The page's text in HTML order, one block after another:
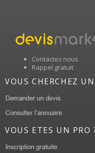
Contactez nous
Rappel gratuit
VOUS CHERCHEZ
VOUS ETES UN PRO